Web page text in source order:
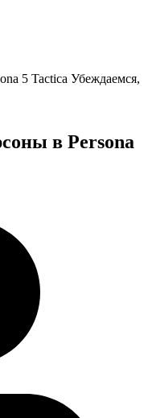
в Persona